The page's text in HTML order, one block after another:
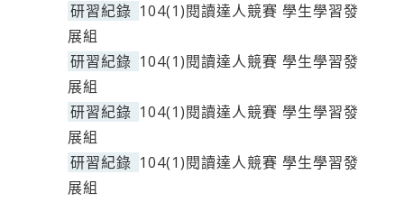
研習紀錄 104(1)閱讀達人競賽 學生學習發
展組
研習紀錄 104(1)閱讀達人競賽 學生學習發
展組
研習紀錄 104(1)閱讀達人競賽 學生學習發
展組
研習紀錄 104(1)閱讀達人競賽 學生學習發
展組